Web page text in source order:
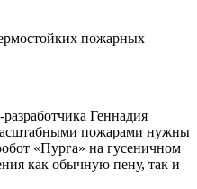
Геннадия
пожарами нужны
«Пурга» на гусеничном
как обычную пену, так и